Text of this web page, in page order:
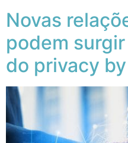
Novas
podem
do privacy